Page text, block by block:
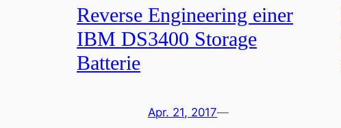
Reverse Engineering einer
IBM DS3400 Storage
Batterie
Apr. 21, 2017—